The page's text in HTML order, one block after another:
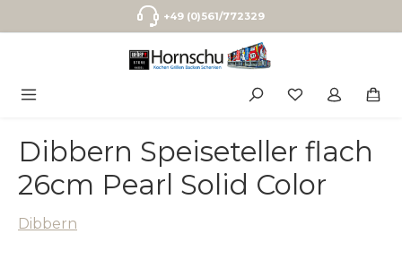
Zum Hauptinhalt springen+49 (0)561/772329
Dibbern Speiseteller flach
26cm Pearl Solid Color
Dibbern